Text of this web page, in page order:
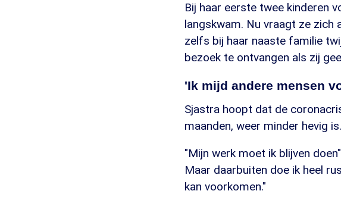
Bij haar eerste twee kinderen
langskwam. Nu vraagt ze
zelfs bij haar naaste familie
bezoek te ontvangen als zij
'Ik mijd andere mensen
Sjastra hoopt dat de
maanden, weer minder hevig
"Mijn werk moet ik blijven
Maar daarbuiten doe ik heel
kan voorkomen."